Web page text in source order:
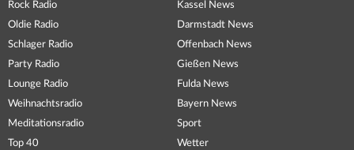
Rock Radio
Oldie Radio
Schlager Radio
Party Radio
Lounge Radio
Weihnachtsradio
Meditationsradio
Top 40
Kassel News
Darmstadt News
Offenbach News
Gießen News
Fulda News
Bayern News
Sport
Wetter